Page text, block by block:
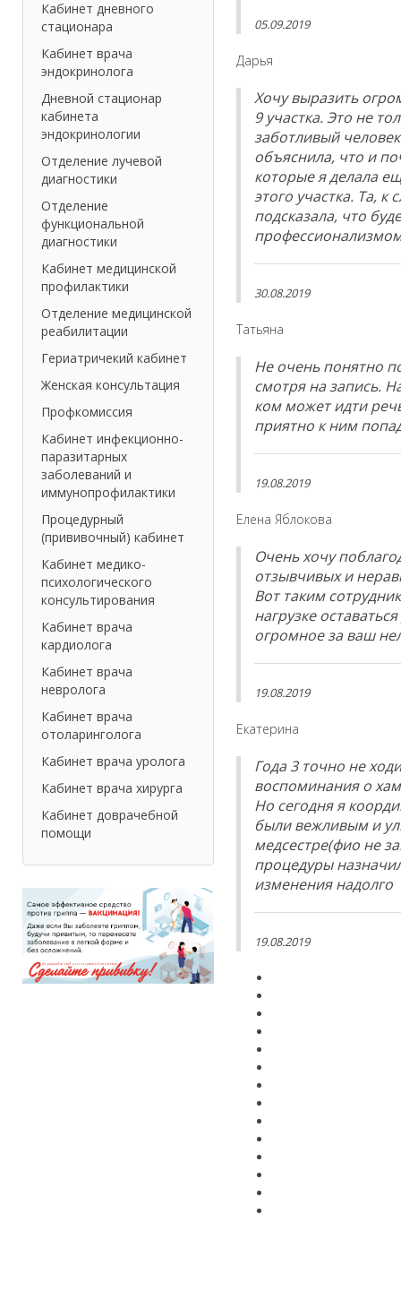
05.09.2019
Дарья
Хочу выразить
9 участка. Это не
заботливый
объяснила, что и
которые я делала
этого участка. Та, к
подсказала, что
30.08.2019
Татьяна
Не очень понятно
смотря на запись.
ком может идти
приятно к ним
19.08.2019
Елена Яблокова
Очень хочу
отзывчивых и
Вот таким
нагрузке
огромное за ваш
19.08.2019
Екатерина
Года 3 точно не
воспоминания о
Но сегодня я
были вежливым и
медсестре(фио не
процедуры
изменения надолго
19.08.2019
Кабинет дневного
стационара
Кабинет врача
эндокринолога
Дневной стационар
кабинета
эндокринологии
Отделение лучевой
диагностики
Отделение
функциональной
диагностики
Кабинет медицинской
профилактики
Отделение медицинской
реабилитации
Гериатричекий кабинет
Женская консультация
Профкомиссия
Кабинет инфекционно-
паразитарных
заболеваний и
иммунопрофилактики
Процедурный
(прививочный) кабинет
Кабинет медико-
психологического
консультирования
Кабинет врача
кардиолога
Кабинет врача
невролога
Кабинет врача
отоларинголога
Кабинет врача уролога
Кабинет врача хирурга
Кабинет доврачебной
помощи